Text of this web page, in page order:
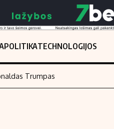
POLITIKATECHNOLOGIJOS
Trumpas